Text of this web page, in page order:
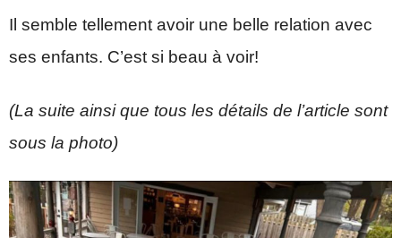
Il semble tellement avoir une belle relation avec
ses enfants. C’est si beau à voir!
(La suite ainsi que tous les détails de l’article sont
sous la photo)